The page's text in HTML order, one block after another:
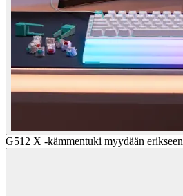
G512 X -kämmentuki myydään erikseen